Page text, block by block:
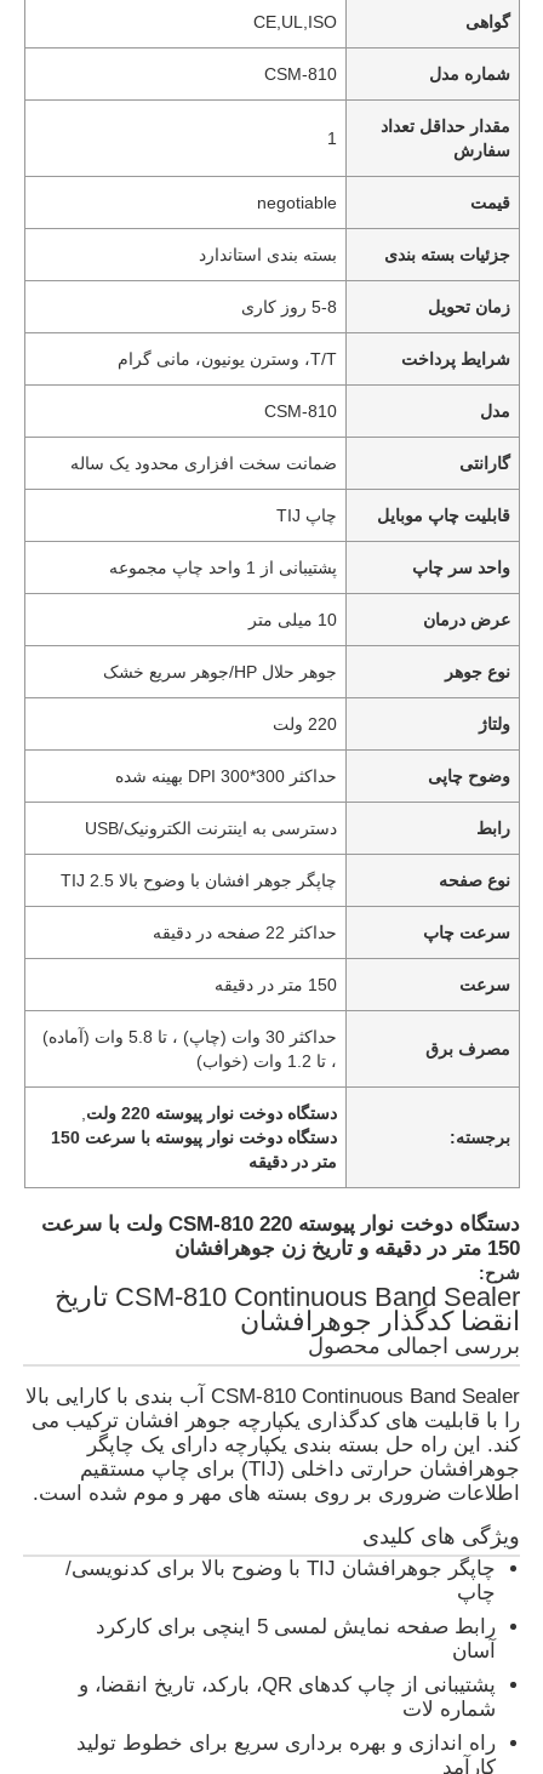
خانه
محصولات
دربارهی ما
گواهی CE,UL,ISO
شماره مدل CSM-810
مقدار حداقل تعداد
سفارش
1
قیمت negotiable
جزئیات بسته بندی بسته بندی استاندارد
زمان تحویل 5-8 روز کاری
شرایط پرداخت T/T، وسترن یونیون، مانی گرام
مدل CSM-810
گارانتی ضمانت سخت افزاری محدود یک ساله
قابلیت چاپ موبایل چاپ TIJ
واحد سر چاپ پشتیبانی از 1 واحد چاپ مجموعه
عرض درمان 10 میلی متر
نوع جوهر جوهر حلال HP/جوهر سریع خشک
ولتاژ 220 ولت
وضوح چاپی حداکثر 300*300 DPI بهینه شده
رابط دسترسی به اینترنت الکترونیک/USB
نوع صفحه چاپگر جوهر افشان با وضوح بالا TIJ 2.5
سرعت چاپ حداکثر 22 صفحه در دقیقه
سرعت 150 متر در دقیقه
مصرف برق
حداکثر 30 وات (چاپ) ، تا 5.8 وات (آماده)
، تا 1.2 وات (خواب)
برجسته:
دستگاه دوخت نوار پیوسته 220 ولت
دستگاه دوخت نوار پیوسته با سرعت 150
متر در دقیقه
دستگاه دوخت نوار پیوسته CSM-810 220 ولت با سرعت
150 متر در دقیقه و تاریخ زن جوهرافشان
شرح:
CSM-810 Continuous Band Sealer تاریخ
انقضا کدگذار جوهرافشان
بررسی اجمالی محصول
CSM-810 Continuous Band Sealer آب بندی با کارایی بالا
را با قابلیت های کدگذاری یکپارچه جوهر افشان ترکیب می
کند. این راه حل بسته بندی یکپارچه دارای یک چاپگر
جوهرافشان حرارتی داخلی (TIJ) برای چاپ مستقیم
اطلاعات ضروری بر روی بسته های مهر و موم شده است.
ویژگی های کلیدی
چاپگر جوهرافشان TIJ با وضوح بالا برای کدنویسی/
چاپ
رابط صفحه نمایش لمسی 5 اینچی برای کارکرد
آسان
پشتیبانی از چاپ کدهای QR، بارکد، تاریخ انقضا، و
شماره لات
راه اندازی و بهره برداری سریع برای خطوط تولید
کارآمد